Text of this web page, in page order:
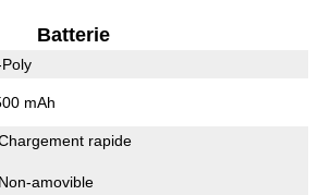
Batterie
mAh
rapide
Non-amovible